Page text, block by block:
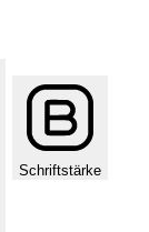
Schriftstärke